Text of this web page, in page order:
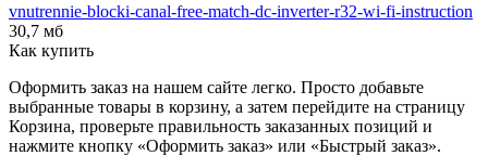
vnutrennie-blocki-canal-free-match-dc-inverter-r32-wi-fi-instruction
30,7 мб
Как купить
Оформить заказ на нашем сайте легко. Просто добавьте
выбранные товары в корзину, а затем перейдите на страницу
Корзина, проверьте правильность заказанных позиций и
нажмите кнопку «Оформить заказ» или «Быстрый заказ».